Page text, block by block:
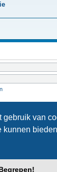
gebruik van
kunnen 473•
phpBB® Forum Software